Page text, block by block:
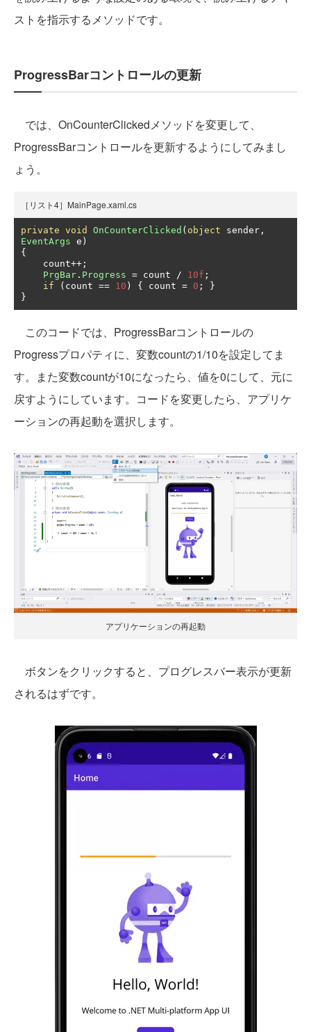
ストを指示するメソッドです。
ProgressBarコントロールの更新
では、OnCounterClickedメソッドを変更して、
ProgressBarコントロールを更新するようにしてみまし
ょう。
［リスト4］MainPage.xaml.cs
private void OnCounterClicked ( object sender ,
EventArgs e )
{
    count
++;
PrgBar . Progress = count / 10f ;
if
( count == 10 ) { count = 0 ;
}
}
このコードでは、ProgressBarコントロールの
Progressプロパティに、変数countの1/10を設定してま
す。また変数countが10になったら、値を0にして、元に
戻すようにしています。コードを変更したら、アプリケ
ーションの再起動を選択します。
アプリケーションの再起動
ボタンをクリックすると、プログレスバー表示が更新
されるはずです。